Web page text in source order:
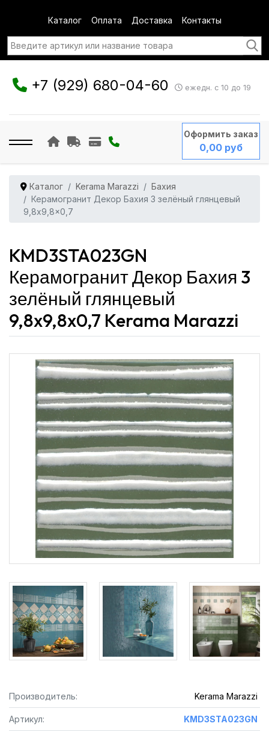
Каталог Оплата Доставка Контакты
+7 (929) 680-04-60 ежедн. с 10 до 19
Оформить заказ
0,00 руб
Каталог Kerama Marazzi
Бахия
Керамогранит Декор Бахия 3 зелёный глянцевый
9,8x9,8x0,7
KMD3STA023GN
Керамогранит Декор Бахия 3
зелёный глянцевый
9,8x9,8x0,7 Kerama Marazzi
Производитель: Kerama Marazzi
Артикул: KMD3STA023GN